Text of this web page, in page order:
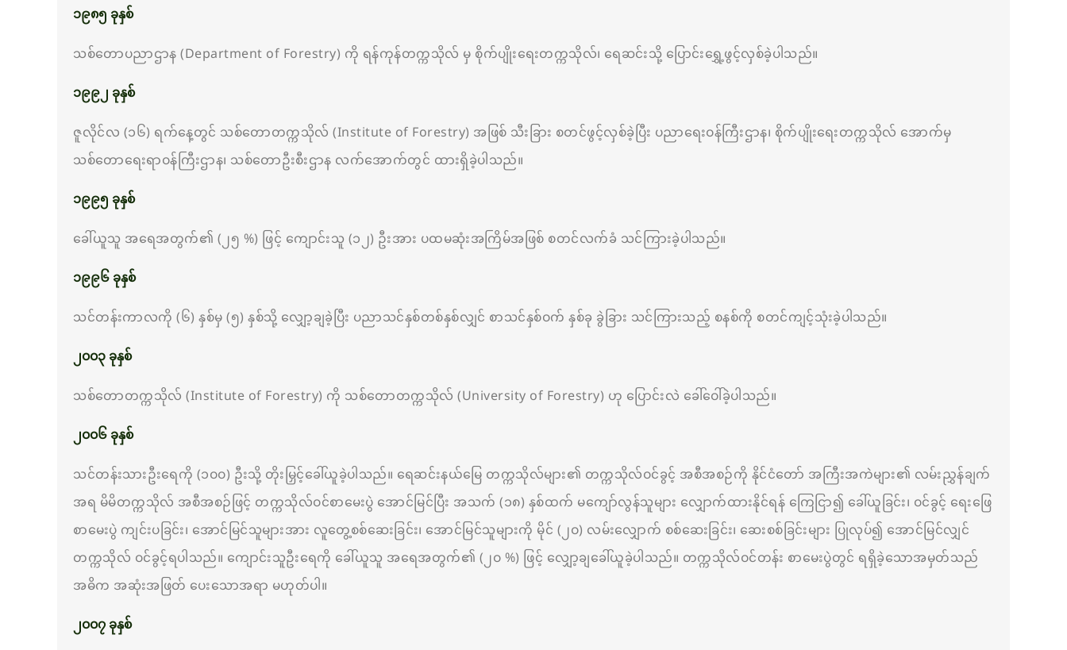
၁၉၈၅ခုနှစ်
သစ်တောပညာဌာန (Department of Forestry) ကို ရန်ကုန်တက္ကသိုလ် မှ စိုက်ပျိုးရေးတက္ကသိုလ်၊ ရေဆင်းသို့ ပြောင်းရွှေ့ဖွင့်လှစ်ခဲ့ပါသည်။
၁၉၉၂ ခုနှစ်
ဇူလိုင်လ (၁၆) ရက်နေ့တွင် သစ်တောတက္ကသိုလ် (Institute of Forestry) အဖြစ် သီးခြား စတင်ဖွင့်လှစ်ခဲ့ပြီး ပညာရေးဝန်ကြီးဌာန၊ စိုက်ပျိုးရေးတက္ကသိုလ် အောက်မှ
သစ်တောရေးရာဝန်ကြီးဌာန၊ သစ်တောဦးစီးဌာန လက်အောက်တွင် ထားရှိခဲ့ပါသည်။
၁၉၉၅ ခုနှစ်
ခေါ်ယူသူ အရေအတွက်၏ (၂၅ %) ဖြင့် ကျောင်းသူ (၁၂) ဦးအား ပထမဆုံးအကြိမ်အဖြစ် စတင်လက်ခံ သင်ကြားခဲ့ပါသည်။
၁၉၉၆ ခုနှစ်
သင်တန်းကာလကို (၆) နှစ်မှ (၅) နှစ်သို့ လျှော့ချခဲ့ပြီး ပညာသင်နှစ်တစ်နှစ်လျှင် စာသင်နှစ်ဝက် နှစ်ခု ခွဲခြား သင်ကြားသည့် စနစ်ကို စတင်ကျင့်သုံးခဲ့ပါသည်။
၂၀၀၃ ခုနှစ်
သစ်တောတက္ကသိုလ် (Institute of Forestry) ကို သစ်တောတက္ကသိုလ် (University of Forestry) ဟု ပြောင်းလဲ ခေါ်ဝေါ်ခဲ့ပါသည်။
၂၀၀၆ ခုနှစ်
သင်တန်းသားဦးရေကို (၁၀၀) ဦးသို့ တိုးမြှင့်ခေါ်ယူခဲ့ပါသည်။ ရေဆင်းနယ်မြေ တက္ကသိုလ်များ၏ တက္ကသိုလ်ဝင်ခွင့် အစီအစဉ်ကို နိုင်ငံတော် အကြီးအကဲများ၏ လမ်းညွှန်ချက်
အရ မိမိတက္ကသိုလ် အစီအစဉ်ဖြင့် တက္ကသိုလ်ဝင်စာမေးပွဲ အောင်မြင်ပြီး အသက် (၁၈) နှစ်ထက် မကျော်လွန်သူများ လျှောက်ထားနိုင်ရန် ကြေငြာ၍ ခေါ်ယူခြင်း၊ ဝင်ခွင့် ရေးဖြေ
စာမေးပွဲ ကျင်းပခြင်း၊ အောင်မြင်သူများအား လူတွေ့စစ်ဆေးခြင်း၊ အောင်မြင်သူများကို မိုင် (၂၀) လမ်းလျှောက် စစ်ဆေးခြင်း၊ ဆေးစစ်ခြင်းများ ပြုလုပ်၍ အောင်မြင်လျှင်
တက္ကသိုလ် ဝင်ခွင့်ရပါသည်။ ကျောင်းသူဦးရေကို ခေါ်ယူသူ အရေအတွက်၏ (၂၀ %) ဖြင့် လျှော့ချခေါ်ယူခဲ့ပါသည်။ တက္ကသိုလ်ဝင်တန်း စာမေးပွဲတွင် ရရှိခဲ့သောအမှတ်သည်
အဓိက အဆုံးအဖြတ် ပေးသောအရာ မဟုတ်ပါ။
၂၀၀၇ ခုနှစ်